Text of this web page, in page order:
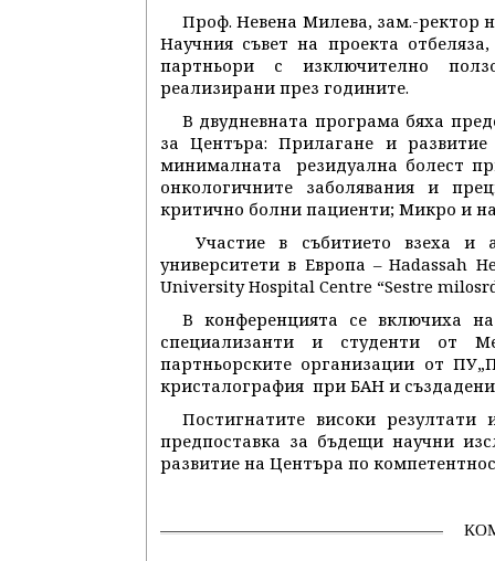
Проф. Невена Милева, зам.-ректор
Научния съвет на проекта
партньори с изключително
реализирани през годините.
В двудневната програма бяха
за Центъра: Прилагане и
минималната резидуална болест
онкологичните заболявания и
критично болни пациенти; Микро и
Участие в събитието взеха и
университети в Европа – Hadassah
University Hospital Centre “Sestre
В конференцията се включиха
специализанти и студенти от
партньорските организации от
кристалография при БАН и
Постигнатите високи резултати
предпоставка за бъдещи научни
развитие на Центъра по